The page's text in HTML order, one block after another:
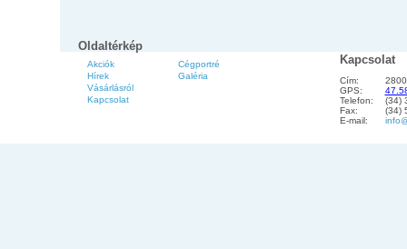
Oldaltérkép
Akciók
Hírek
Vásárlásról
Kapcsolat
Cégportré
Galéria
Kapcsolat
Cím:
GPS:
Telefon:
(34)
Fax:
(34)
E-mail: